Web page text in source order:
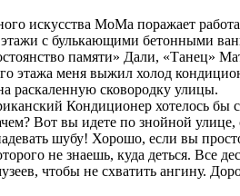
искусства МоМа поражает
с булькающими бетонными
памяти» Дали, «Танец»
этажа меня выжил холод
раскаленную сковородку улицы.
Кондиционер хотелось бы
Вот вы идете по знойной
шубу! Хорошо, если вы
не знаешь, куда деться. Все
чтобы не схватить ангину.